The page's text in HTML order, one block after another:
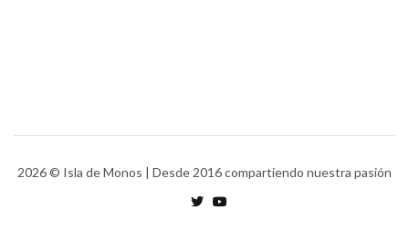
2026© Isla de Monos | Desde 2016 compartiendo nuestra pasión